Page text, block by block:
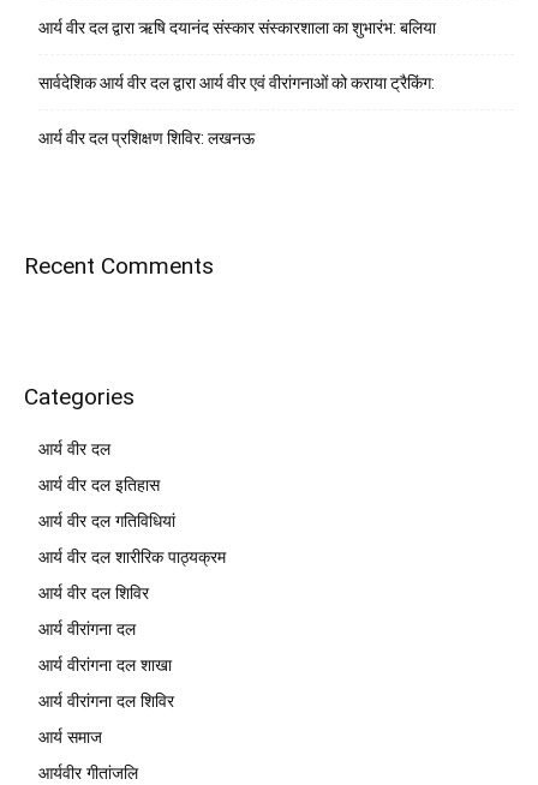
आर्य वीर दल द्वारा ऋषि दयानंद संस्कार संस्कारशाला का शुभारंभ: बलिया
सार्वदेशिक आर्य वीर दल द्वारा आर्य वीर एवं वीरांगनाओं को कराया ट्रैकिंग:
आर्य वीर दल प्रशिक्षण शिविर: लखनऊ
Recent Comments
Categories
आर्य वीर दल
आर्य वीर दल इतिहास
आर्य वीर दल गतिविधियां
आर्य वीर दल शारीरिक पाठ्यक्रम
आर्य वीर दल शिविर
आर्य वीरांगना दल
आर्य वीरांगना दल शाखा
आर्य वीरांगना दल शिविर
आर्य समाज
आर्यवीर गीतांजलि